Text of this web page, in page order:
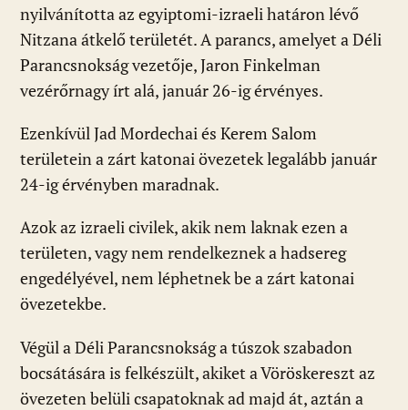
nyilvánította az egyiptomi-izraeli határon lévő
Nitzana átkelő területét. A parancs, amelyet a Déli
Parancsnokság vezetője, Jaron Finkelman
vezérőrnagy írt alá, január 26-ig érvényes.
Ezenkívül Jad Mordechai és Kerem Salom
területein a zárt katonai övezetek legalább január
24-ig érvényben maradnak.
Azok az izraeli civilek, akik nem laknak ezen a
területen, vagy nem rendelkeznek a hadsereg
engedélyével, nem léphetnek be a zárt katonai
övezetekbe.
Végül a Déli Parancsnokság a túszok szabadon
bocsátására is felkészült, akiket a Vöröskereszt az
övezeten belüli csapatoknak ad majd át, aztán a